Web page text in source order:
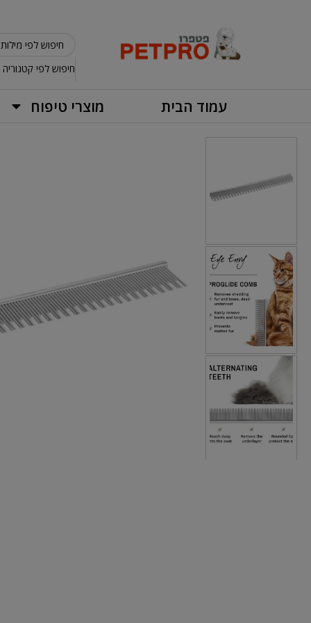
חיפוש לפי קטגוריה
עמוד הבית מוצרי טיפוח